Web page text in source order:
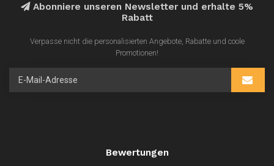
Abonniere unseren Newsletter und erhalte 5%
Rabatt
Verpasse nicht die personalisierten Angebote, Rabatte und coole
Promotionen!
Bewertungen